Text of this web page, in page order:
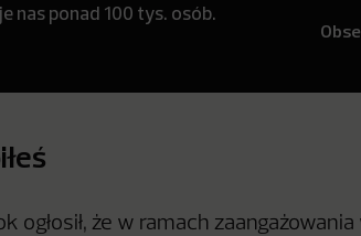
nas ponad 100 tys. osób.
ogłosił, że w ramach zaangażowania